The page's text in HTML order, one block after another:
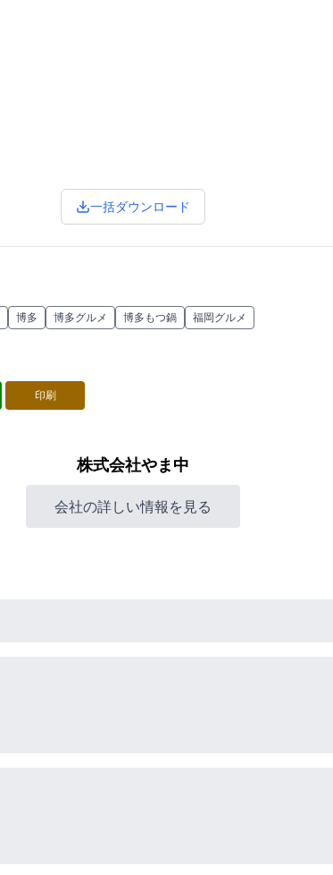
一括ダウンロード
博多 博多グルメ 博多もつ鍋 福岡グルメ
印刷
株式会社やま中
会社の詳しい情報を見る